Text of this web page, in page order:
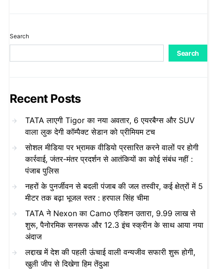
Search
Search
Recent Posts
TATA लाएगी Tigor का नया अवतार, 6 एयरबैग्स और SUV
वाला लुक देगी कॉम्पैक्ट सेडान को प्रीमियम टच
सोशल मीडिया पर भ्रामक वीडियो प्रसारित करने वालों पर होगी
कार्रवाई, जंतर-मंतर प्रदर्शन से आतंकियों का कोई संबंध नहीं :
पंजाब पुलिस
नहरों के पुनर्जीवन से बदली पंजाब की जल तस्वीर, कई क्षेत्रों में 5
मीटर तक बढ़ा भूजल स्तर : हरपाल सिंह चीमा
TATA ने Nexon का Camo एडिशन उतारा, 9.99 लाख से
शुरू, पैनोरमिक सनरूफ और 12.3 इंच स्क्रीन के साथ आया नया
अंदाज
लद्दाख में देश की पहली ऊंचाई वाली वन्यजीव सफारी शुरू होगी,
खुली जीप से दिखेगा हिम तेंदुआ